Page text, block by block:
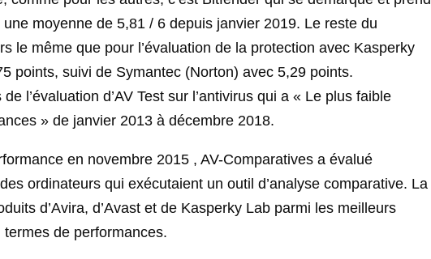
moyenne de 5,81 / 6 depuis janvier 2019. Le reste du
le même que pour l’évaluation de la protection avec Kasperky
points, suivi de Symantec (Norton) avec 5,29 points.
l’évaluation d’AV Test sur l’antivirus qui a « Le plus faible
» de janvier 2013 à décembre 2018.
en novembre 2015 , AV-Comparatives a évalué
ordinateurs qui exécutaient un outil d’analyse comparative. La
d’Avira, d’Avast et de Kasperky Lab parmi les meilleurs
de performances.